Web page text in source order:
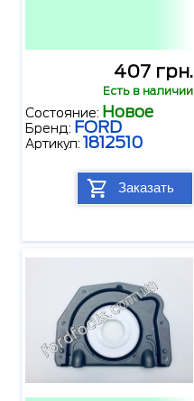
407 грн.
Есть в наличии
Состояние: Новое
Бренд: FORD
Артикул: 1812510
Заказать